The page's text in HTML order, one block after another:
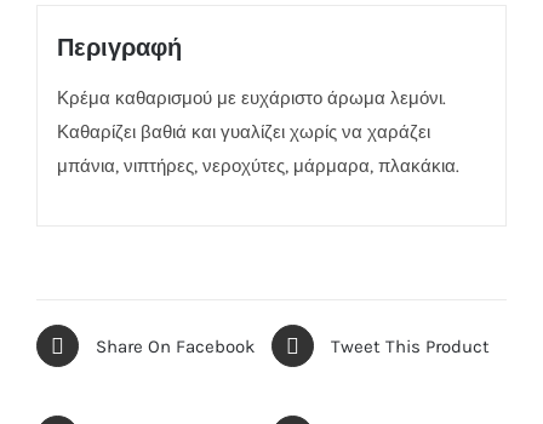
Περιγραφή
Κρέμα καθαρισμού με ευχάριστο άρωμα λεμόνι.
Καθαρίζει βαθιά και γυαλίζει χωρίς να χαράζει
μπάνια, νιπτήρες, νεροχύτες, μάρμαρα, πλακάκια.
Share On Facebook Tweet This Product